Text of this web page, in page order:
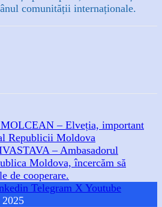
comunității internaționale.
MOLCEAN – Elveția, important
Republicii Moldova
– Ambasadorul
Moldova, încercăm să
de cooperare.
Telegram X Youtube